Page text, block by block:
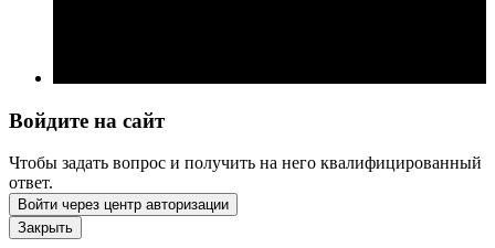
Войдите на сайт
Чтобы задать вопрос и получить на него квалифицированный
ответ.
Войти через центр авторизации
Закрыть